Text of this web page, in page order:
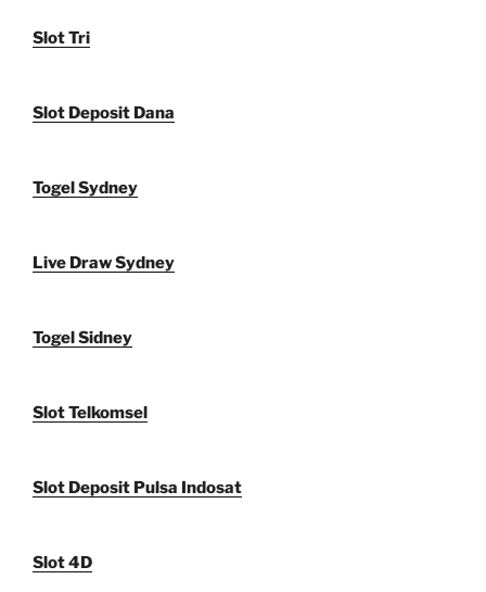
Slot Tri
Slot Deposit Dana
Togel Sydney
Live Draw Sydney
Togel Sidney
Slot Telkomsel
Slot Deposit Pulsa Indosat
Slot 4D